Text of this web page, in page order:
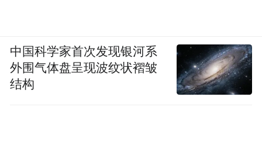
中国科学家首次发现银河系
外围气体盘呈现波纹状褶皱
结构